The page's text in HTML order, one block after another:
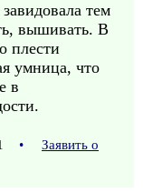
тем
вышивать. В
плести
умница, что
в
•
Заявить о